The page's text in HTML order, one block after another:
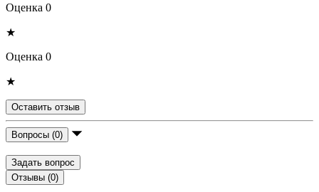
Оценка 0
★
Оценка 0
★
Оставить отзыв
Вопросы (0)
Задать вопрос
Отзывы (0)